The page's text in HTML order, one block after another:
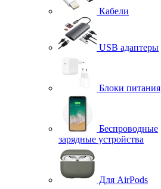
Кабели
USB адаптеры
Блоки питания
Беспроводные
зарядные устройства
Для AirPods